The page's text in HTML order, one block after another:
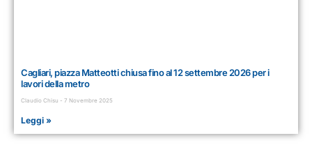
Cagliari, piazza Matteotti chiusa fino al 12 settembre 2026 per i
lavori della metro
Claudio Chisu 7 Novembre 2025
Leggi »